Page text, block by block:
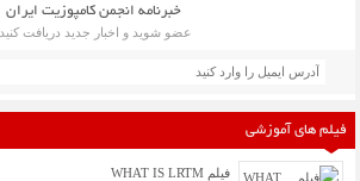
فیلم های آموزشی
فیلم WHAT IS LRTM
خبرنامه انجمن کامپوزیت ایران
عضو شوید و اخبار جدید دریافت کنید.